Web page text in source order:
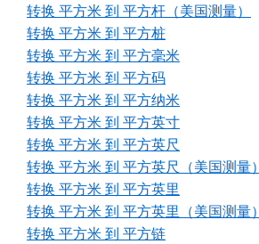
转换 平方米 到 平方杆（美国测量）
转换 平方米 到 平方桩
转换 平方米 到 平方毫米
转换 平方米 到 平方码
转换 平方米 到 平方纳米
转换 平方米 到 平方英寸
转换 平方米 到 平方英尺
转换 平方米 到 平方英尺（美国测量）
转换 平方米 到 平方英里
转换 平方米 到 平方英里（美国测量）
转换 平方米 到 平方链